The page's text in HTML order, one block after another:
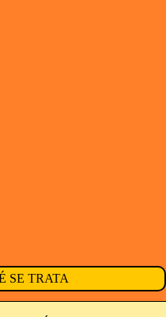
SE TRATA